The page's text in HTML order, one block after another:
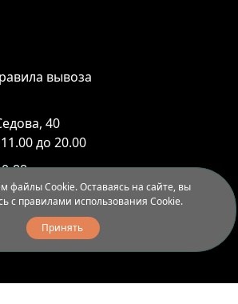
вывоза
40
до 20.00
88
95
файлы Cookie. Оставаясь на сайте, вы
с правилами использования Cookie.
Принять